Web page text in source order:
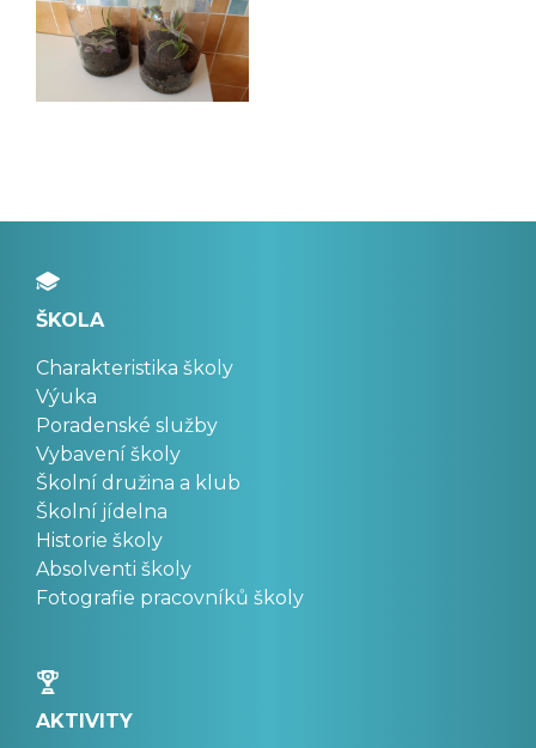
ŠKOLA
Charakteristika školy
Výuka
Poradenské služby
Vybavení školy
Školní družina a klub
Školní jídelna
Historie školy
Absolventi školy
Fotografie pracovníků školy
AKTIVITY